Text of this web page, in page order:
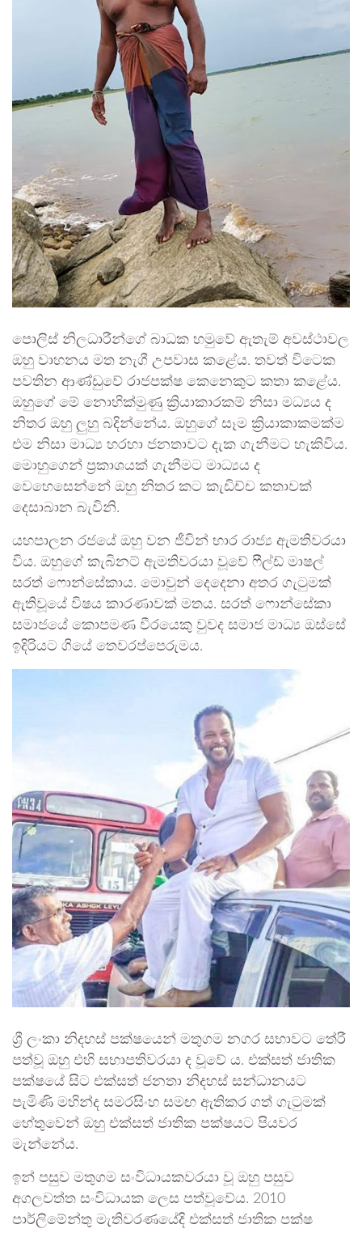
පොලිස් නිලධාරීන්ගේ බාධක හමුවේ ඇතැම් අවස්ථාවල
ඔහු වාහනය මත නැගී උපවාස කළේය. තවත් විටෙක
පවතින ආණ්ඩුවේ රාජපක්ෂ කෙනෙකුට කතා කළේය.
ඔහුගේ මේ නොහික්මුණු ක්‍රියාකාරකම් නිසා මධ්‍යය ද
නිතර ඔහු ලුහු බදින්නේය. ඔහුගේ සෑම ක්‍රියාකාකමක්ම
එම නිසා මාධ්‍ය හරහා ජනතාවට දැක ගැනීමට හැකිවිය.
මොහුගෙන් ප්‍රකාශයක් ගැනීමට මාධ්‍යය ද
වෙහෙසෙන්නේ ඔහු නිතර කට කැඩිච්ච කතාවක්
දෙසාබාන බැවිනි.
යහපාලන රජයේ ඔහු වන ජීවින් භාර රාජ්‍ය ඇමතිවරයා
විය. ඔහුගේ කැබිනට් ඇමතිවරයා වූවේ ෆීල්ඩ් මාෂල්
සරත් ෆොන්සේකාය. මොවුන් දෙදෙනා අතර ගැටුමක්
ඇතිවූයේ විෂය කාරණාවක් මතය. සරත් ෆොන්සේකා
සමාජයේ කොපමණ වීරයෙකු වුවද සමාජ මාධ්‍ය ඔස්සේ
ඉදිරියට ගියේ තෙවරප්පෙරුමය.
ශ්‍රී ලංකා නිදහස් පක්ෂයෙන් මතුගම නගර සභාවට තේරී
පත්වූ ඔහු එහි සභාපතිවරයා ද වූවේ ය. එක්සත් ජාතික
පක්ෂයේ සිට එක්සත් ජනතා නිදහස් සන්ධානයට
පැමිණි මහින්ද සමරසිංහ සමඟ ඇතිකර ගත් ගැටුමක්
හේතුවෙන් ඔහු එක්සත් ජාතික පක්ෂයට පියවර
මැන්නේය.
ඉන් පසුව මතුගම සංවිධායකවරයා වූ ඔහු පසුව
අගලවත්ත සංවිධායක ලෙස පත්වූවේය. 2010
පාර්ලිමේන්තු මැතිවරණයේදි එක්සත් ජාතික පක්ෂ